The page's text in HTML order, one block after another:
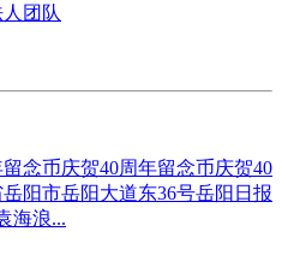
团队
念币庆贺40周年留念币庆贺40
阳市岳阳大道东36号岳阳日报
海浪...